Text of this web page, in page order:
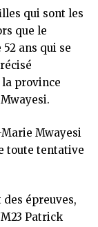
qui sont les
que le
ans qui se
province
Mwayesi
toute tentative
épreuves,
Patrick